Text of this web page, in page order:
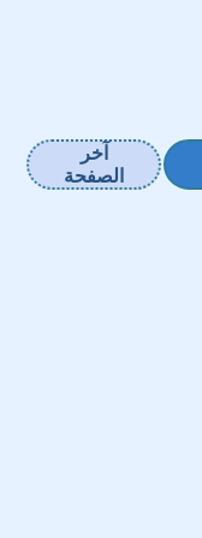
آخر
الصفحة